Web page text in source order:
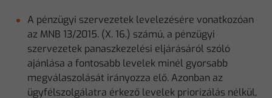
A pénzügyi szervezetek levelezésére vonatkozóan
az MNB 13/2015. (X. 16.) számú, a pénzügyi
szervezetek panaszkezelési eljárásáról szóló
ajánlása a fontosabb levelek minél gyorsabb
megválaszolását irányozza elő. Azonban az
ügyfélszolgálatra érkező levelek priorizálás nélkül,